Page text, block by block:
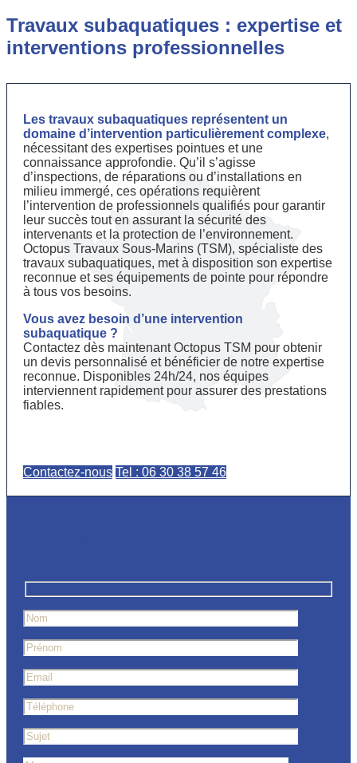
Travaux subaquatiques : expertise et
interventions professionnelles
Les travaux subaquatiques représentent un
domaine d’intervention particulièrement complexe,
nécessitant des expertises pointues et une
connaissance approfondie. Qu’il s’agisse
d’inspections, de réparations ou d’installations en
milieu immergé, ces opérations requièrent
l’intervention de professionnels qualifiés pour garantir
leur succès tout en assurant la sécurité des
intervenants et la protection de l’environnement.
Octopus Travaux Sous-Marins (TSM), spécialiste des
travaux subaquatiques, met à disposition son expertise
reconnue et ses équipements de pointe pour répondre
à tous vos besoins.
Vous avez besoin d’une intervention
subaquatique ?
Contactez dès maintenant Octopus TSM pour obtenir
un devis personnalisé et bénéficier de notre expertise
reconnue. Disponibles 24h/24, nos équipes
interviennent rapidement pour assurer des prestations
fiables.
Contactez-nous Tel : 06 30 38 57 46